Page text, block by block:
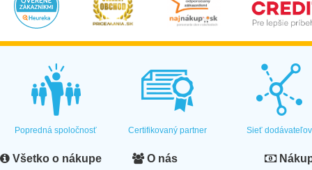
Popredná spoločnosť Certifikovaný partner Sieť dodávateľov
Všetko o nákupe O nás